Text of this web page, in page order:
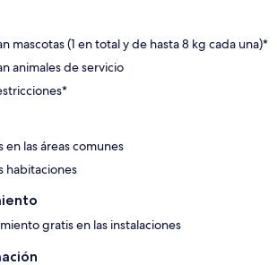
mascotas (1 en total y de hasta 8 kg cada una)*
animales de servicio
en las áreas comunes
habitaciones
gratis en las instalaciones